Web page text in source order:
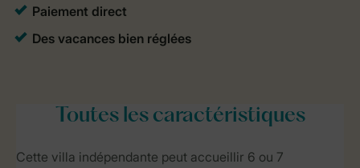
Toutesles caractéristiques
Cette villa indépendante peut accueillir 6 ou 7